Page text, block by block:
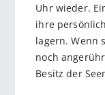
Uhr wieder.
ihre
lagern. Wenn
noch
Besitz der